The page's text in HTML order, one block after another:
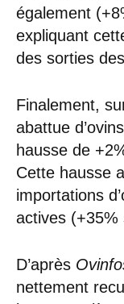
également
expliquant
des sorties
Finalement,
abattue
hausse de
Cette hausse
importations
actives (+35%
D’après
nettement